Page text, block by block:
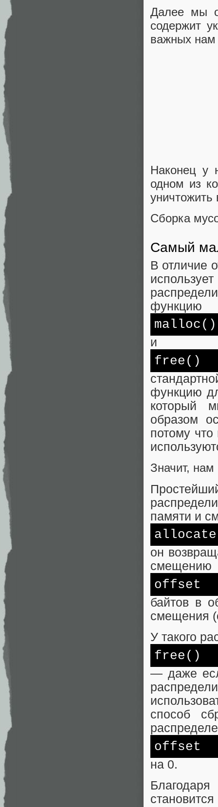
Далее мы
содержит
важных нам
Наконец у
одном из
Сборка
Самый
В отличие
функцию
malloc ()
и
free ()
функцию
который
образом
потому
Значит, нам
памяти и
он
смещению
offset
байтов в
смещения
У такого
free ()
— даже
способ
offset
на 0.
Благодаря